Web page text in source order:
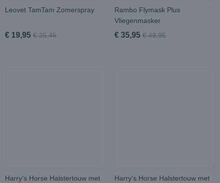
Leovet TamTam Zomerspray
€ 19,95 € 25,45
Rambo Flymask Plus
Vliegenmasker
€ 35,95 € 49,95
Harry's Horse Halstertouw met
Harry's Horse Halstertouw met